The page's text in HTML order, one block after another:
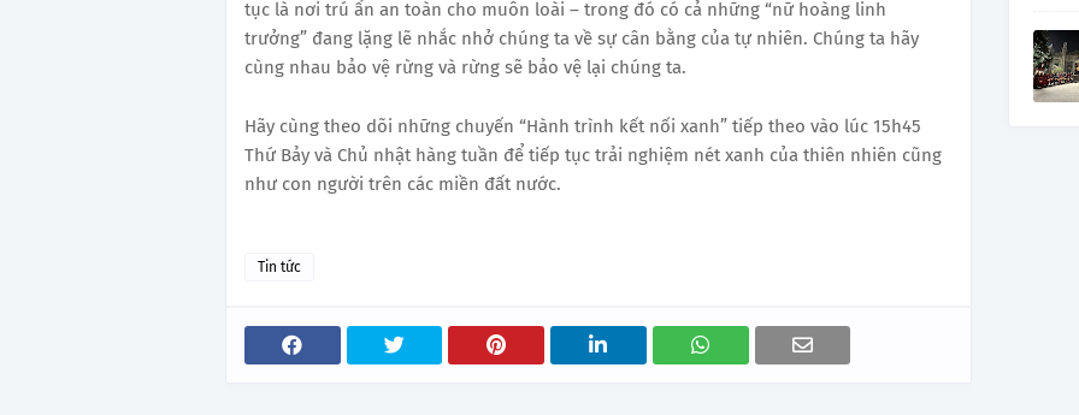
tục là nơi trú ẩn an toàn cho muôn loài – trong đó có cả những “nữ hoàng linh
trưởng” đang lặng lẽ nhắc nhở chúng ta về sự cân bằng của tự nhiên. Chúng ta hãy
cùng nhau bảo vệ rừng và rừng sẽ bảo vệ lại chúng ta.
Hãy cùng theo dõi những chuyến “Hành trình kết nối xanh” tiếp theo vào lúc 15h45
Thứ Bảy và Chủ nhật hàng tuần để tiếp tục trải nghiệm nét xanh của thiên nhiên cũng
như con người trên các miền đất nước.
Tin tức